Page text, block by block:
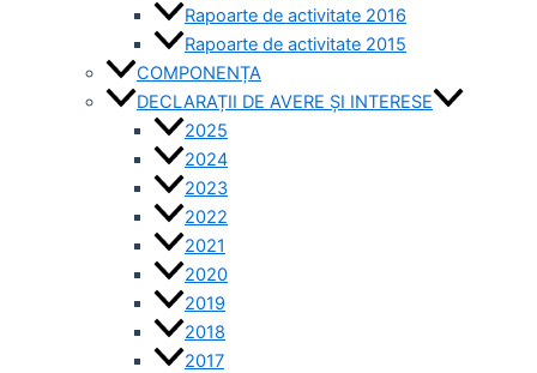
Rapoarte de activitate 2016
Rapoarte de activitate 2015
COMPONENȚA
DECLARAȚII DE AVERE ȘI INTERESE
2025
2024
2023
2022
2021
2020
2019
2018
2017